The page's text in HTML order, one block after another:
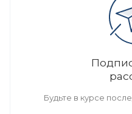
Будьте в курсе